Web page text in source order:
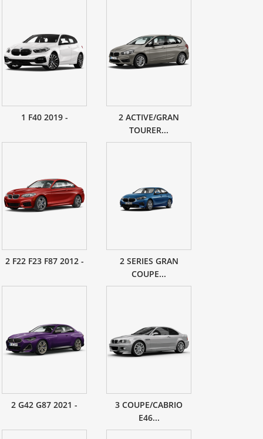
1 F40 2019 -
2 ACTIVE/GRAN
TOURER...
2 F22 F23 F87 2012 -
2 SERIES GRAN
COUPE...
2 G42 G87 2021 -
3 COUPE/CABRIO
E46...